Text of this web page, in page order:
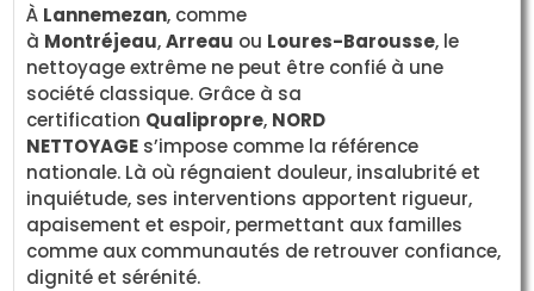
À Lannemezan, comme
à Montréjeau,Arreau ou Loures-Barousse, le
nettoyage extrême ne peut être confié à une
société classique. Grâce à sa
certification Qualipropre, NORD
NETTOYAGE s’impose comme la référence
nationale. Là où régnaient douleur, insalubrité et
inquiétude, ses interventions apportent rigueur,
apaisement et espoir, permettant aux familles
comme aux communautés de retrouver confiance,
dignité et sérénité.